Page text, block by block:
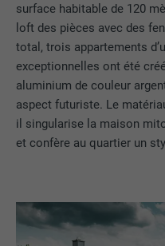
surface habitable de 120
loft des pièces avec des
total, trois appartements
exceptionnelles ont été
aluminium de couleur
aspect futuriste. Le
il singularise la maison
et confère au quartier un